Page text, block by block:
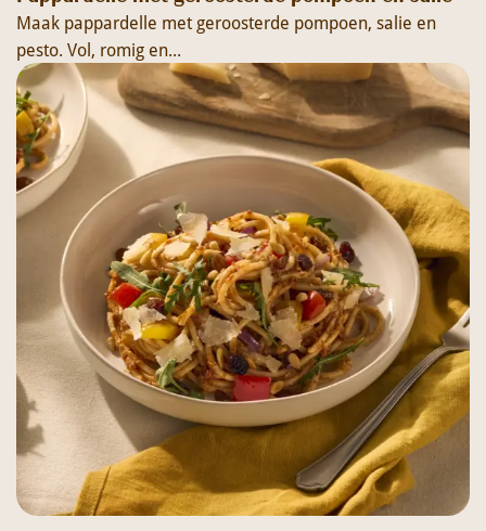
Maak pappardelle met geroosterde pompoen, salie en
pesto. Vol, romig en...